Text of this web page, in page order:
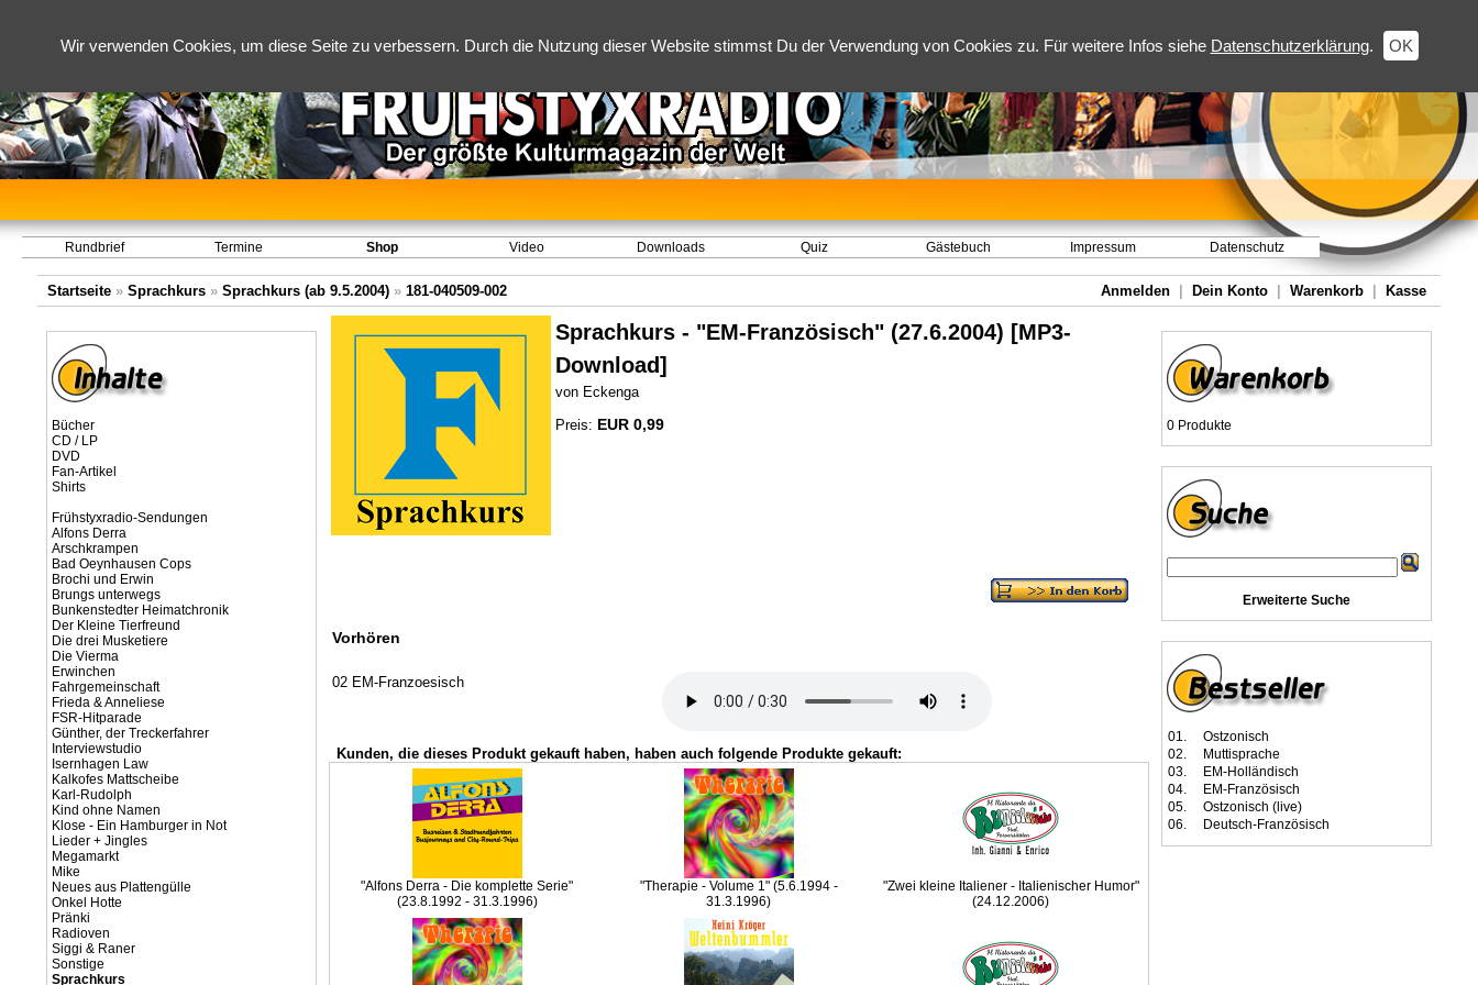
Wir verwenden Cookies, um diese Seite zu verbessern. Durch die Nutzung dieser Website stimmst Du der Verwendung von Cookies zu. Für weitere Infos siehe Datenschutzerklärung. OK
Rundbrief Termine Shop Video Downloads Quiz Gästebuch Impressum Datenschutz
Startseite » Sprachkurs » Sprachkurs (ab 9.5.2004) » 181-040509-002 Anmelden Dein Konto Warenkorb Kasse
Bücher
CD / LP
DVD
Fan-Artikel
Shirts
Frühstyxradio-Sendungen
Alfons Derra
Arschkrampen
Bad Oeynhausen Cops
Brochi und Erwin
Brungs unterwegs
Bunkenstedter Heimatchronik
Der Kleine Tierfreund
Die drei Musketiere
Die Vierma
Erwinchen
Fahrgemeinschaft
Frieda & Anneliese
FSR-Hitparade
Günther, der Treckerfahrer
Interviewstudio
Isernhagen Law
Kalkofes Mattscheibe
Karl-Rudolph
Kind ohne Namen
Klose - Ein Hamburger in Not
Lieder + Jingles
Megamarkt
Mike
Neues aus Plattengülle
Onkel Hotte
Pränki
Radioven
Siggi & Raner
Sonstige
Sprachkurs
Sprachkurs - "EM-Französisch" (27.6.2004) [MP3-
Download]
von Eckenga
Preis: EUR 0,99
Vorhören
02 EM-Franzoesisch
Kunden, die dieses Produkt gekauft haben, haben auch folgende Produkte gekauft:
"Alfons Derra - Die komplette Serie"
(23.8.1992 - 31.3.1996)
"Therapie - Volume 1" (5.6.1994 -
31.3.1996)
"Zwei kleine Italiener - Italienischer Humor"
(24.12.2006)
0 Produkte
Erweiterte Suche
01.
Ostzonisch
02.
Muttisprache
03.
EM-Holländisch
04.
EM-Französisch
05.
Ostzonisch (live)
06.
Deutsch-Französisch